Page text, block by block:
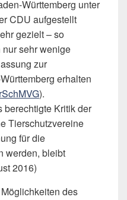
Württemberg unter
CDU aufgestellt
gezielt – so
sehr wenige
zur
erhalten
).
berechtigte Kritik der
Tierschutzvereine
für die
werden, bleibt
2016)
des